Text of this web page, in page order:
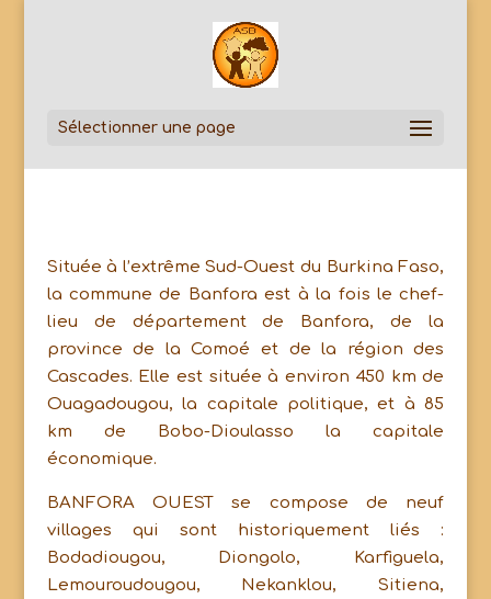
Sélectionner une page
Située à l’extrême Sud-Ouest du Burkina Faso,
la commune de Banfora est à la fois le chef-
lieu de département de Banfora, de la
province de la Comoé et de la région des
Cascades. Elle est située à environ 450 km de
Ouagadougou, la capitale politique, et à 85
km de Bobo-Dioulasso la capitale
économique.
BANFORA OUEST se compose de neuf
villages qui sont historiquement liés :
Bodadiougou, Diongolo, Karfiguela,
Lemouroudougou, Nekanklou, Sitiena,